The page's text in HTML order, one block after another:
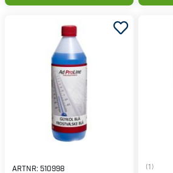
ARTNR: 510998
(1)